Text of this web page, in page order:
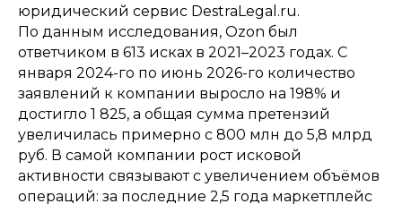
юридический сервис DestraLegal.ru.
По данным исследования, Ozon был
ответчиком в 613 исках в 2021–2023 годах. С
января 2024-го по июнь 2026-го количество
заявлений к компании выросло на 198% и
достигло 1 825, а общая сумма претензий
увеличилась примерно с 800 млн до 5,8 млрд
руб. В самой компании рост исковой
активности связывают с увеличением объёмов
операций: за последние 2,5 года маркетплейс